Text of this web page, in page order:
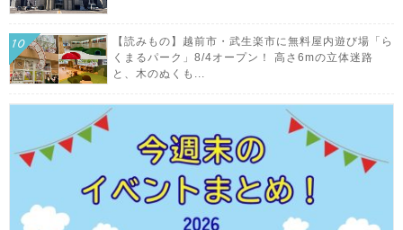
【読みもの】越前市・武生楽市に無料屋内遊び場「ら
くまるパーク」8/4オープン！ 高さ6mの立体迷路
と、木のぬくも...